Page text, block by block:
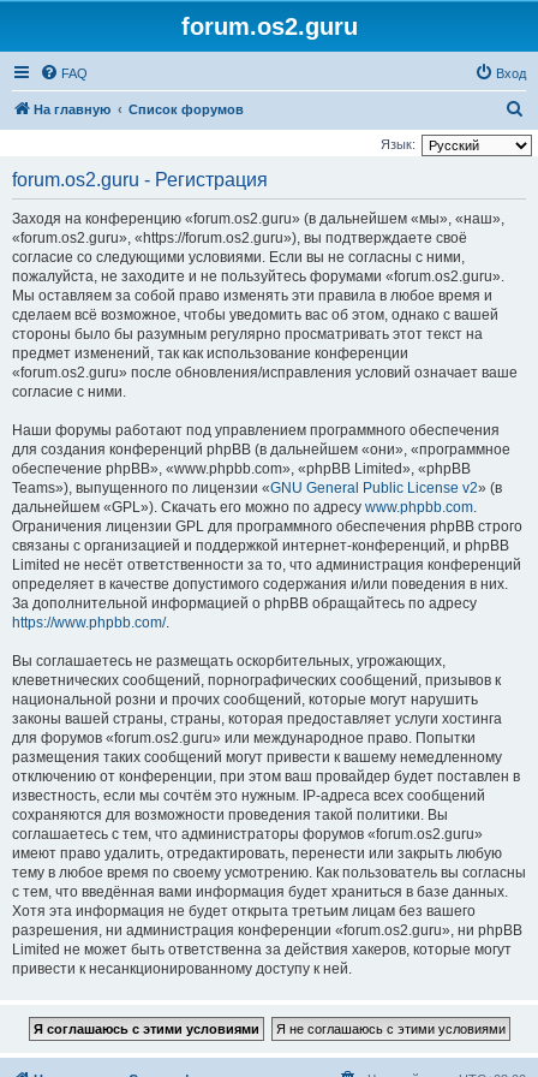
forum.os2.guru
FAQ Вход
На главную Список форумов
о
Язык:
forum.os2.guru - Регистрация
Заходя на конференцию «forum.os2.guru» (в дальнейшем «мы», «наш»,
«forum.os2.guru», «https://forum.os2.guru»), вы подтверждаете своё
согласие со следующими условиями. Если вы не согласны с ними,
пожалуйста, не заходите и не пользуйтесь форумами «forum.os2.guru».
Мы оставляем за собой право изменять эти правила в любое время и
сделаем всё возможное, чтобы уведомить вас об этом, однако с вашей
стороны было бы разумным регулярно просматривать этот текст на
предмет изменений, так как использование конференции
«forum.os2.guru» после обновления/исправления условий означает ваше
согласие с ними.
Наши форумы работают под управлением программного обеспечения
для создания конференций phpBB (в дальнейшем «они», «программное
обеспечение phpBB», «www.phpbb.com», «phpBB Limited», «phpBB
Teams»), выпущенного по лицензии «GNU General Public License v2» (в
дальнейшем «GPL»). Скачать его можно по адресу www.phpbb.com.
Ограничения лицензии GPL для программного обеспечения phpBB строго
связаны с организацией и поддержкой интернет-конференций, и phpBB
Limited не несёт ответственности за то, что администрация конференций
определяет в качестве допустимого содержания и/или поведения в них.
За дополнительной информацией о phpBB обращайтесь по адресу
https://www.phpbb.com/.
Вы соглашаетесь не размещать оскорбительных, угрожающих,
клеветнических сообщений, порнографических сообщений, призывов к
национальной розни и прочих сообщений, которые могут нарушить
законы вашей страны, страны, которая предоставляет услуги хостинга
для форумов «forum.os2.guru» или международное право. Попытки
размещения таких сообщений могут привести к вашему немедленному
отключению от конференции, при этом ваш провайдер будет поставлен в
известность, если мы сочтём это нужным. IP-адреса всех сообщений
сохраняются для возможности проведения такой политики. Вы
соглашаетесь с тем, что администраторы форумов «forum.os2.guru»
имеют право удалить, отредактировать, перенести или закрыть любую
тему в любое время по своему усмотрению. Как пользователь вы согласны
с тем, что введённая вами информация будет храниться в базе данных.
Хотя эта информация не будет открыта третьим лицам без вашего
разрешения, ни администрация конференции «forum.os2.guru», ни phpBB
Limited не может быть ответственна за действия хакеров, которые могут
привести к несанкционированному доступу к ней.